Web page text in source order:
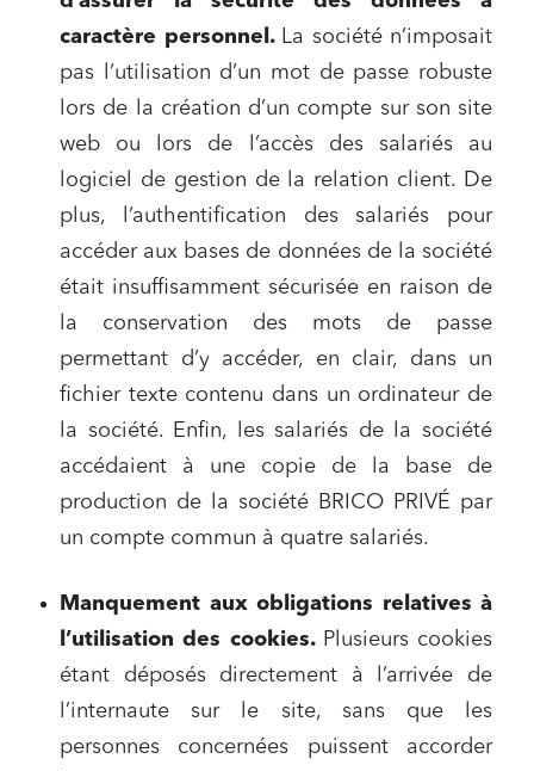
caractère personnel. La société n’imposait
pas l’utilisation d’un mot de passe robuste
lors de la création d’un compte sur son site
web ou lors de l’accès des salariés au
logiciel de gestion de la relation client. De
plus, l’authentification des salariés pour
accéder aux bases de données de la société
était insuffisamment sécurisée en raison de
la conservation des mots de passe
permettant d’y accéder, en clair, dans un
fichier texte contenu dans un ordinateur de
la société. Enfin, les salariés de la société
accédaient à une copie de la base de
production de la société BRICO PRIVÉ par
un compte commun à quatre salariés.
Manquement aux obligations relatives à
l’utilisation des cookies. Plusieurs cookies
étant déposés directement à l’arrivée de
l’internaute sur le site, sans que les
personnes concernées puissent accorder